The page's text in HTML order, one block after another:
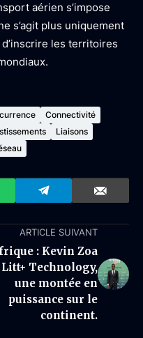
aérien s’impose
s’agit plus uniquement
les territoires
Connectivité
Liaisons
ARTICLE SUIVANT
: Kevin Zoa
Litt+ Technology,
une montée en
puissance sur le
continent.